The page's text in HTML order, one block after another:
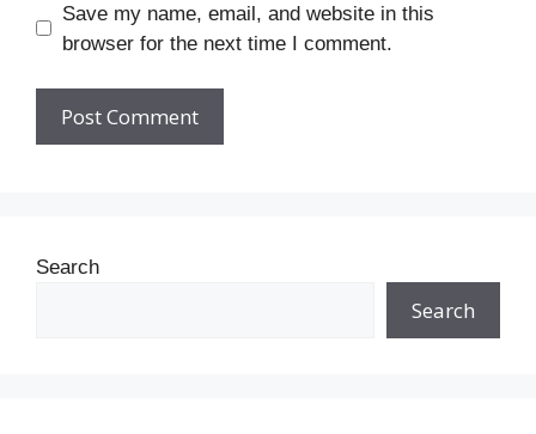
Save my name, email, and website in this
browser for the next time I comment.
Search
Search